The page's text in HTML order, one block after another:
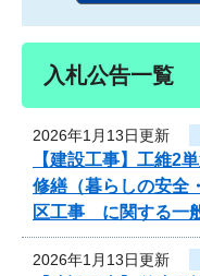
入札公告一覧
2026年1月13日更新
【建設工事】工維
修繕（暮らしの安全
区工事 に関する一
2026年1月13日更新